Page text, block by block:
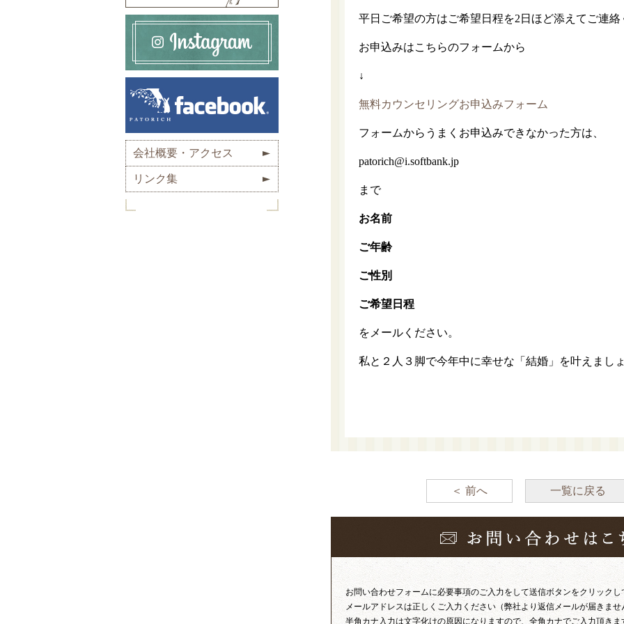
会社概要・アクセス
リンク集
平日ご希望の方はご希望日程を2日ほど添えてご連絡
お申込みはこちらのフォームから
↓
無料カウンセリングお申込みフォーム
フォームからうまくお申込みできなかった方は、
patorich@i.softbank.jp
まで
お名前
ご年齢
ご性別
ご希望日程
をメールください。
私と２人３脚で今年中に幸せな「結婚」を叶えましょ
＜ 前へ 一覧に戻る
お問い合わせフォームに必要事項のご入力をして送信ボタンをクリックし
メールアドレスは正しくご入力ください（弊社より返信メールが届きませ
半角カナ入力は文字化けの原因になりますので、全角カナでご入力頂きま